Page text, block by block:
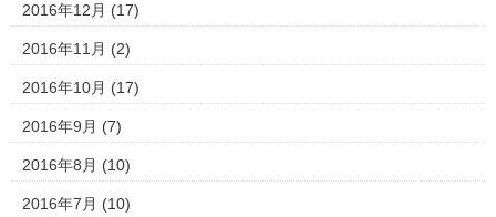
2016年12月 (17)
2016年11月 (2)
2016年10月 (17)
2016年9月 (7)
2016年8月 (10)
2016年7月 (10)